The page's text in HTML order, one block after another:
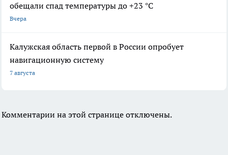
обещали спад температуры до +23 °C
Вчера
Калужская область первой в России опробует
навигационную систему
7 августа
Комментарии на этой странице отключены.